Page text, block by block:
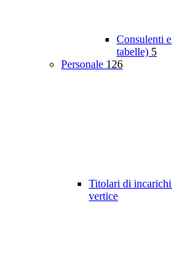
Consulenti
tabelle) 5
Personale 126
Titolari di
vertice